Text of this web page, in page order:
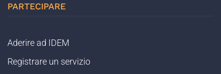
PARTECIPARE
Aderire ad IDEM
Registrare un servizio